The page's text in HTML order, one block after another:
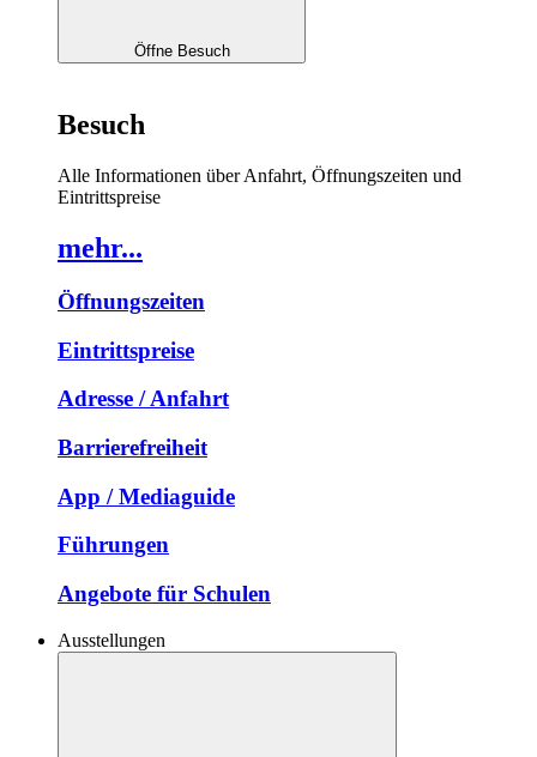
Öffne Besuch
Besuch
Alle Informationen über Anfahrt, Öffnungszeiten und
Eintrittspreise
mehr...
Öffnungszeiten
Eintrittspreise
Adresse / Anfahrt
Barrierefreiheit
App / Mediaguide
Führungen
Angebote für Schulen
Ausstellungen